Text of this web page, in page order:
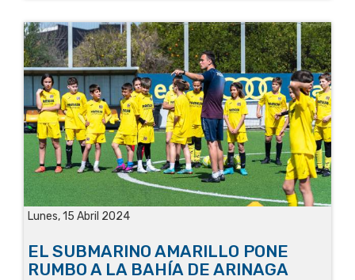
Lunes, 15 Abril 2024
EL SUBMARINO AMARILLO PONE
RUMBO A LA BAHÍA DE ARINAGA